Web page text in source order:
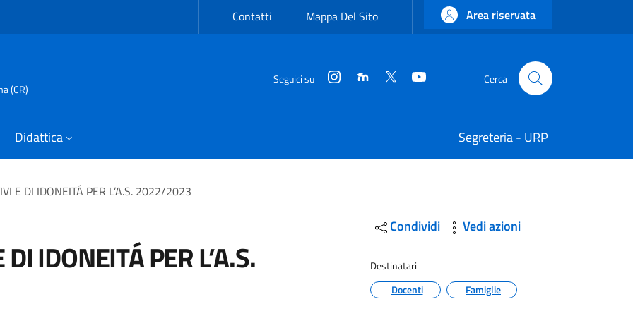
Contatti Mappa Del Sito Area riservata
(CR)
Seguici su Instagram
Moodle Twitter Cerca
Cerca
Didattica Segreteria - URP
E DI IDONEITÁ PER L’A.S. 2022/2023
IDONEITÁ PER L’A.S.
Condividi Vedi azioni
Destinatari
Docenti
Famiglie